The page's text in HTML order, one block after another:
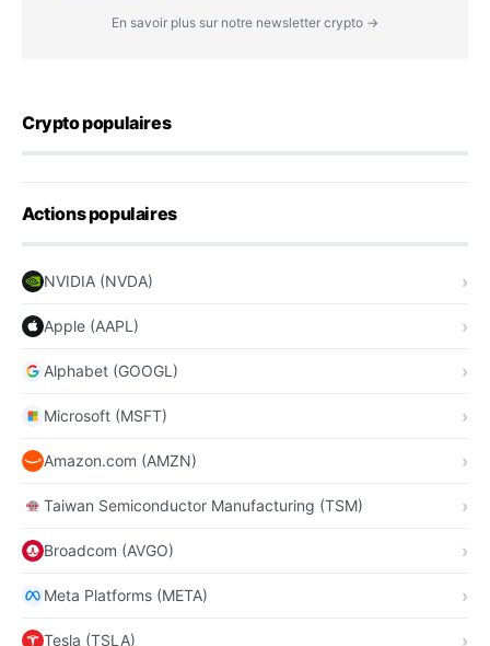
En savoir plus sur notre newsletter crypto →
Crypto populaires
Actions populaires
NVIDIA (NVDA)
Apple (AAPL)
Alphabet (GOOGL)
Microsoft (MSFT)
Amazon.com (AMZN)
Taiwan Semiconductor Manufacturing (TSM)
Broadcom (AVGO)
Meta Platforms (META)
Tesla (TSLA)